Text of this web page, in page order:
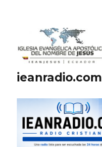
ieanradio.com